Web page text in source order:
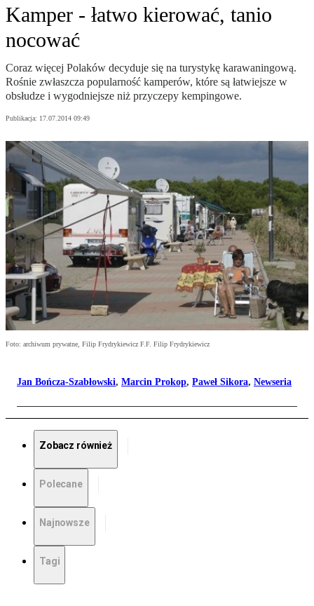
Kamper - łatwo kierować, tanio
nocować
Coraz więcej Polaków decyduje się na turystykę karawaningową.
Rośnie zwłaszcza popularność kamperów, które są łatwiejsze w
obsłudze i wygodniejsze niż przyczepy kempingowe.
Publikacja: 17.07.2014 09:49
Foto: archiwum prywatne, Filip Frydrykiewicz F.F. Filip Frydrykiewicz
Jan Bończa-Szabłowski, Marcin Prokop, Paweł Sikora, Newseria
Zobacz również
Polecane
Najnowsze
Tagi